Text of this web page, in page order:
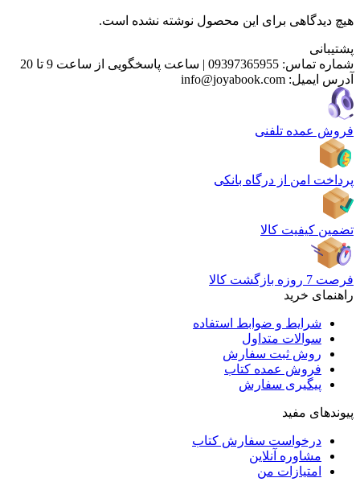
هیچ دیدگاهی برای این محصول نوشته نشده است.
پشتیبانی
شماره تماس: 09397365955
| ساعت پاسخگویی از ساعت 9 تا 20
آدرس ایمیل: info@joyabook.com
فروش عمده تلفنی
پرداخت امن از درگاه بانکی
تضمین کیفیت کالا
فرصت 7 روزه بازگشت کالا
راهنمای خرید
شرایط و ضوابط استفاده
سوالات متداول
روش ثبت سفارش
فروش عمده کتاب
پیگیری سفارش
پیوندهای مفید
درخواست سفارش کتاب
مشاوره آنلاین
امتیازات من